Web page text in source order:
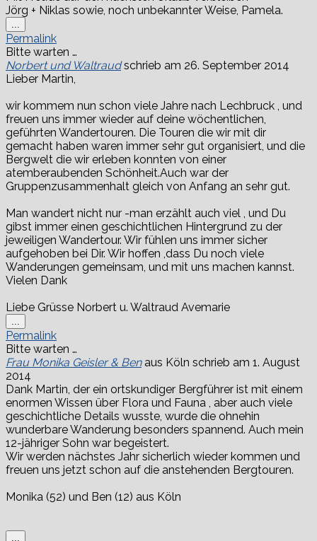
Jörg + Niklas sowie, noch unbekannter Weise, Pamela.
...
Metabox
ein-/ausblenden.
Permalink
Bitte warten …
Norbert und Waltraud schrieb am 26. September 2014
Lieber Martin,
wir kommem nun schon viele Jahre nach Lechbruck , und
freuen uns immer wieder auf deine wöchentlichen,
geführten Wandertouren. Die Touren die wir mit dir
gemacht haben waren immer sehr gut organisiert, und die
Bergwelt die wir erleben konnten von einer
atemberaubenden Schönheit.Auch war der
Gruppenzusammenhalt gleich von Anfang an sehr gut.
Man wandert nicht nur -man erzählt auch viel , und Du
gibst immer einen geschichtlichen Hintergrund zu der
jeweiligen Wandertour. Wir fühlen uns immer sicher
aufgehoben bei Dir. Wir hoffen ,dass Du noch viele
Wanderungen gemeinsam, und mit uns machen kannst.
Vielen Dank
Liebe Grüsse Norbert u. Waltraud Avemarie
...
Metabox
ein-/ausblenden.
Permalink
Bitte warten …
Frau Monika Geisler & Ben aus Köln schrieb am 1. August
2014
Dank Martin, der ein ortskundiger Bergführer ist mit einem
enormen Wissen über Flora und Fauna , aber auch viele
geschichtliche Details wusste, wurde die ohnehin
wunderbare Wanderung besonders spannend. Auch mein
12-jähriger Sohn war begeistert.
Wir werden nächstes Jahr sicherlich wieder kommen und
freuen uns jetzt schon auf die anstehenden Bergtouren.
Monika (52) und Ben (12) aus Köln
...